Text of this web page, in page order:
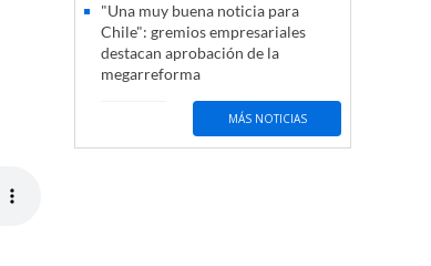
"Una muy buena noticia para
Chile": gremios empresariales
destacan aprobación de la
megarreforma
MÁS NOTICIAS